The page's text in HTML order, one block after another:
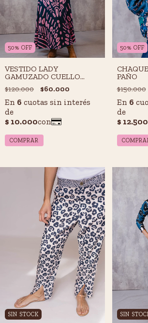
50% OFF
VESTIDO LADY
GAMUZADO CUELLO
$120.000 $60.000
COMPRAR
50% OFF
PAÑO
$150.000
SIN STOCK SIN